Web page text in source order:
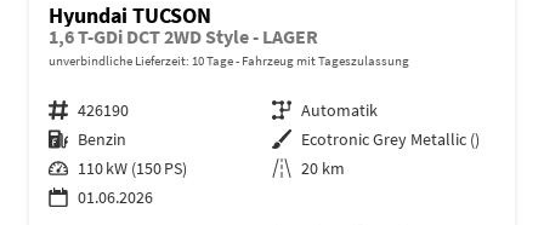
Hyundai TUCSON
1,6 T-GDi DCT 2WD Style - LAGER
unverbindliche Lieferzeit: 10 Tage Fahrzeug mit Tageszulassung
Fahrzeugnr. 426190 Getriebe Automatik
Kraftstoff Benzin Außenfarbe Ecotronic Grey Metallic ()
Leistung 110 kW (150 PS) Kilometerstand 20 km
01.06.2026